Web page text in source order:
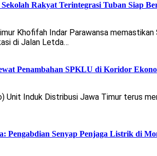
Rakyat Terintegrasi Tuban Siap
Khofifah Indar Parawansa
di Jalan Letda…
Penambahan SPKLU di Koridor
Unit Induk Distribusi Jawa Timur terus
Pengabdian Senyap Penjaga Listrik di